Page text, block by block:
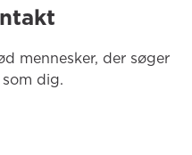
mennesker, der søger
dig.